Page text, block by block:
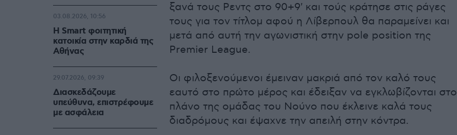
ξανά τους Ρεντς στο 90+9' και τούς κράτησε στις ράγες
τους για τον τίτλομ αφού η Λίβερπουλ θα παραμείνει και
μετά από αυτή την αγωνιστική στην pole position της
Premier League.
Οι φιλοξενούμενοι έμειναν μακριά από τον καλό τους
εαυτό στο πρώτο μέρος και έδειξαν να εγκλωβίζονται στο
πλάνο της ομάδας του Νούνο που έκλεινε καλά τους
διαδρόμους και έψαχνε την απειλή στην κόντρα.
Η Smart φοιτητική
κατοικία στην καρδιά της
Αθήνας
03.08.2026, 10:56
Διασκεδάζουμε
υπεύθυνα, επιστρέφουμε
με ασφάλεια
29.07.2026, 09:39